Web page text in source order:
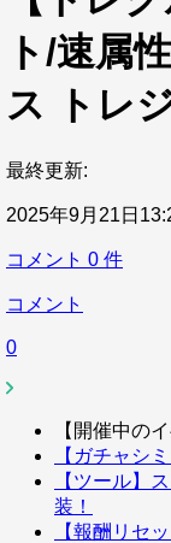
ト/速属
ス トレ
最終更新:
2025年9月21日
コメント 0 件
コメント
0
【開催中の
【ガチャシ
【ツール】
装！
【報酬リセ